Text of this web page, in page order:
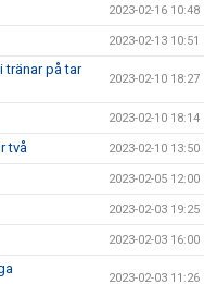
2023-02-16 10:48
2023-02-13 10:51
tränar på tar
2023-02-10 18:27
2023-02-10 18:14
två 2023-02-10 13:50
2023-02-05 12:00
2023-02-03 19:25
2023-02-03 16:00
2023-02-03 11:26